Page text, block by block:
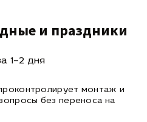
и праздники
1–2 дня
монтаж и
без переноса на